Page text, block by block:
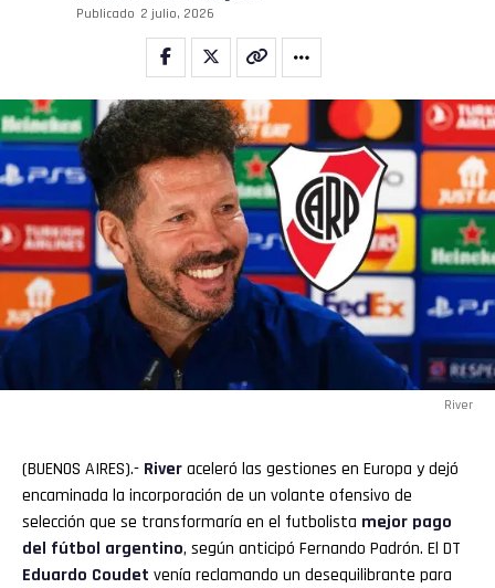
Publicado 2 julio, 2026
River
(BUENOS AIRES).- Riveraceleró las gestiones en Europa y dejó
encaminada la incorporación de un volante ofensivo de
selección que se transformaría en el futbolista mejor pago
del fútbol argentino, según anticipó Fernando Padrón. El DT
Eduardo Coudet venía reclamando un desequilibrante para